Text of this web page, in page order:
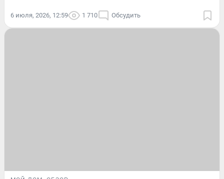
6 июля, 2026, 12:59 1 710 Обсудить